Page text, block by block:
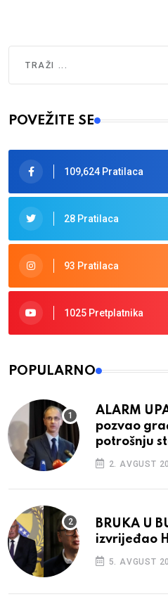
Type 2 or more characters for
POVEŽITE SE
109,624 Pratilaca
28 Pratilaca
93 Pratilaca
1025 Pretplatnika
POPULARNO
ALARM
pozvao
potrošnju
2. AVGUST
BRUKA U
izvrijeđao
5. AVGUST